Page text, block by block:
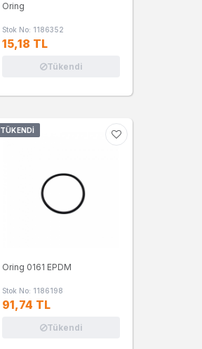
Oring
Stok No: 1186352
15,18 TL
Tükendi
TÜKENDI
Oring 0161 EPDM
Stok No: 1186198
91,74 TL
Tükendi